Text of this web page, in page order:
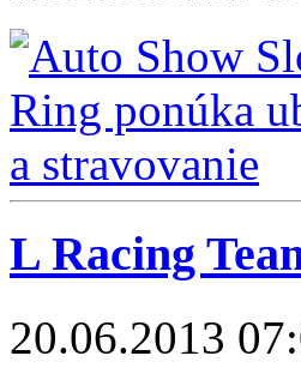
L Racing
20.06.2013